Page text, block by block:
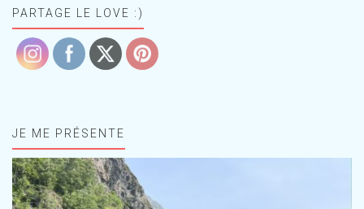
PARTAGE LE LOVE :)
JE ME PRÉSENTE